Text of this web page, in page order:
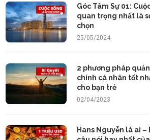
Góc Tâm Sự 01:
quan trọng nhất là
chọn
25/05/2024
2 phương pháp
chính cá nhân tốt
cho bạn trẻ
02/04/2023
Hans Nguyễn là ai –